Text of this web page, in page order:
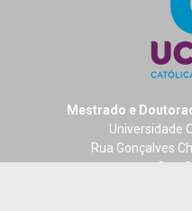
Mestrado e
Universidade
Rua Gonçalves
Cep: